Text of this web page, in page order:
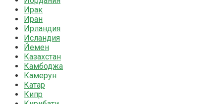
Ирак
Иран
Ирландия
Исландия
Йемен
Казахстан
Камбоджа
Камерун
Катар
Кипр